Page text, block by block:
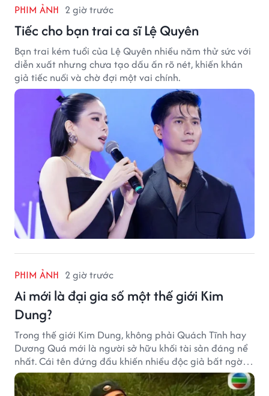
PHIM ẢNH 2 giờ trước
Tiếc cho bạn trai ca sĩ Lệ Quyên
Bạn trai kém tuổi của Lệ Quyên nhiều năm thử sức với
diễn xuất nhưng chưa tạo dấu ấn rõ nét, khiến khán
giả tiếc nuối và chờ đợi một vai chính.
PHIM ẢNH 2 giờ trước
Ai mới là đại gia số một thế giới Kim
Dung?
Trong thế giới Kim Dung, không phải Quách Tĩnh hay
Dương Quá mới là người sở hữu khối tài sản đáng nể
nhất. Cái tên đứng đầu khiến nhiều độc giả bất ngờ
bởi xuất thân của nhân vật này hoàn toàn không
giống một đại hiệp.